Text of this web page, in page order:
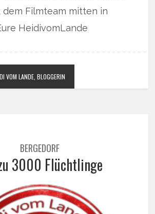
dem Filmteam mitten in
HeidivomLande
VOM LANDE, BLOGGERIN
BERGEDORF
3000 Flüchtlinge